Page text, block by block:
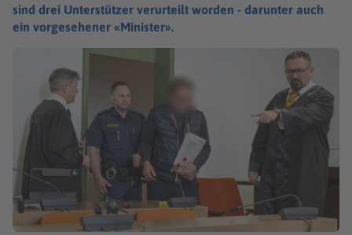
sind drei Unterstützer verurteilt worden - darunter auch
ein vorgesehener «Minister».